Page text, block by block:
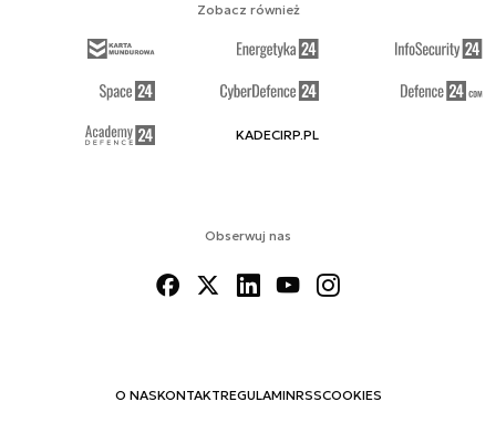
Obserwuj nas
O NASKONTAKTREGULAMINRSSCOOKIES
Zobacz również
KADECIRP.PL